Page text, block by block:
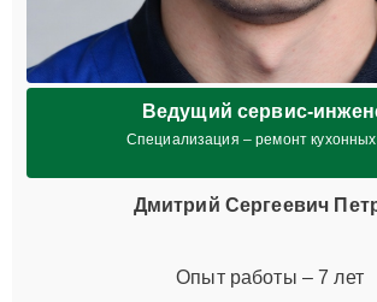
Ведущий сервис-
Специализация – ремонт
Дмитрий Сергеевич
Опыт работы – 7 лет